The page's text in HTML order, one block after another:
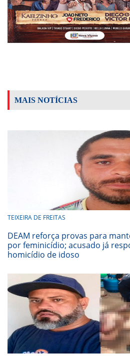
MAIS NOTÍCIAS
TEIXEIRA DE FREITAS
DEAM reforça provas para
por feminicídio; acusado já
homicídio de idoso